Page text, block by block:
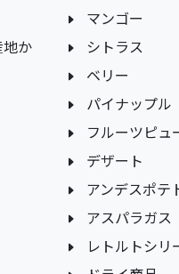
か
マンゴー
シトラス
ベリー
パイナップル
フルーツピュ
デザート
アンデスポテ
アスパラガス
レトルトシリ